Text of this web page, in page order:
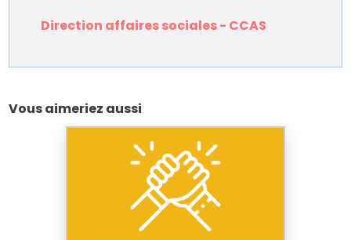
Direction affaires sociales - CCAS
Vous aimeriez aussi